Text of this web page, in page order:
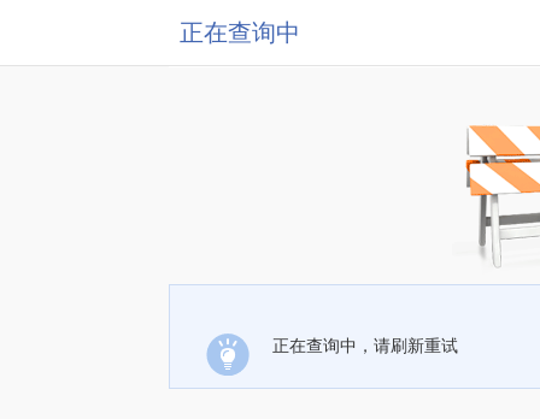
正在查询中
正在查询中，请刷新重试